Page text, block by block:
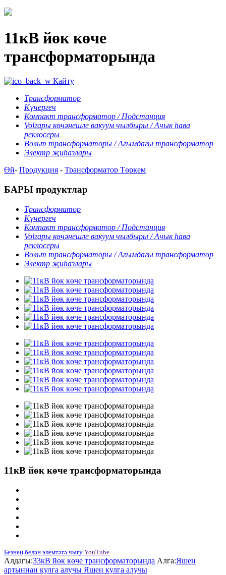
11кВ йөк көче
трансформаторында
Кайту
Трансформатор
Күчергеч
Компакт трансформатор / Подстанция
Volгары көчәнешле вакуум чылбыры / Ачык һава
реклосеры
Вольт трансформаторы / Агымдагы трансформатор
Электр җиһазлары
Өй- Продукция - Трансформатор Төркем
БАРЫ продуктлар
Трансформатор
Күчергеч
Компакт трансформатор / Подстанция
Volгары көчәнешле вакуум чылбыры / Ачык һава
реклосеры
Вольт трансформаторы / Агымдагы трансформатор
Электр җиһазлары
11кВ йөк көче трансформаторында
Безнең белән элемтәгә чыгу YouTube
Алдагы:33кВ йөк көче трансформаторында Алга:Яшен
артыннан кулга алучы Яшен кулга алучы